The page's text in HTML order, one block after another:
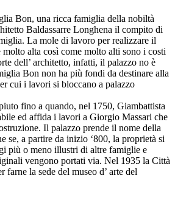
Bon, una ricca famiglia della nobiltà
Baldassarre Longhena il compito di
La mole di lavoro per realizzare il
alta così come molto alti sono i costi
dell’ architetto, infatti, il palazzo no è
Bon non ha più fondi da destinare alla
cui i lavori si bloccano a palazzo
fino a quando, nel 1750, Giambattista
ed affida i lavori a Giorgio Massari che
Il palazzo prende il nome della
se, a partire da inizio ‘800, la proprietà si
più o meno illustri di altre famiglie e
vengono portati via. Nel 1935 la Città
farne la sede del museo d’ arte del